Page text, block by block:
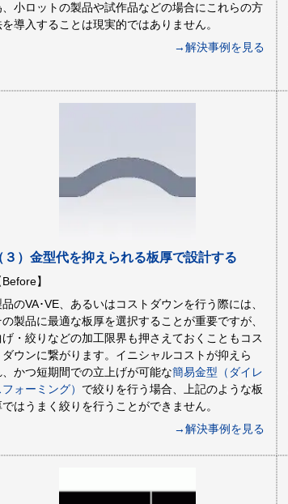
、小ロットの製品や試作品などの場合にこれらの方
を導入することは現実的ではありません。
→解決事例を見る
３）金型代を抑えられる板厚で設計する
】
品のVA･VE、あるいはコストダウンを行う際には、
の製品に最適な板厚を選択することが重要ですが、
げ・絞りなどの加工限界も押さえておくこともコス
ダウンに繋がります。イニシャルコストが抑えら
、かつ短期間での立上げが可能な簡易金型（ダイレ
ォーミング） で絞りを行う場合、上記のような板
ではうまく絞りを行うことができません。
→解決事例を見る